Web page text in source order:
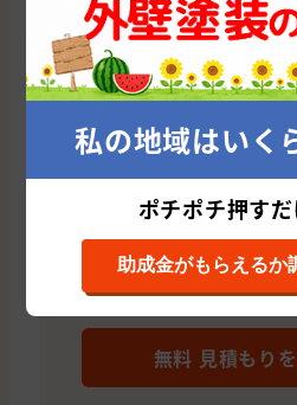
東京都
台東区
外壁と
東京都
板橋区
外壁の
東京都
世田谷区
外壁の
東京都
板橋区
外壁の
墨田区
外壁と
東京都
北区
外壁と
東京都
板橋区
外壁の
東京都
豊島区
外壁と
東京都
株式会社 LEAP（東京都
株式会社 LEAP（東
施工単価は
無料 見積もり
私の地域はいく
ポチポチ押すだ
助成金がもらえるか